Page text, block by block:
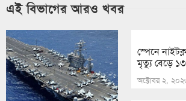
এই বিভাগের আরও খবর
স্পেনে
মৃত্যু বেড়ে ১৩
অক্টোবর ২,